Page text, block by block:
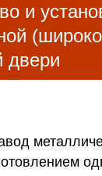
ДА!
ДРУГОЙ
и
двери